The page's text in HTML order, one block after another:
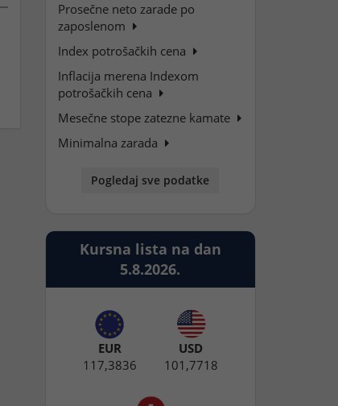
Prosečne neto zarade po
zaposlenom
Index potrošačkih cena
Inflacija merena Indexom
potrošačkih cena
Mesečne stope zatezne kamate
Minimalna zarada
Pogledaj sve podatke
Kursna lista na dan
5.8.2026.
EUR
117,3836
USD
101,7718